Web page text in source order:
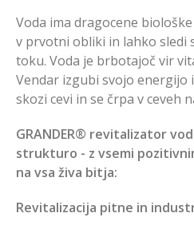
Voda ima dragocene
v prvotni obliki in lahko sledi
toku. Voda je brbotajoč vir
Vendar izgubi svojo energijo
skozi cevi in se črpa v ceveh
GRANDER® revitalizator
strukturo - z vsemi
na vsa živa bitja:
Revitalizacija pitne in